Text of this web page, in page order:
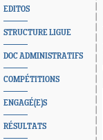
EDITOS
STRUCTURE LIGUE
DOC ADMINISTRATIFS
COMPÉTITIONS
ENGAGÉ(E)S
RÉSULTATS